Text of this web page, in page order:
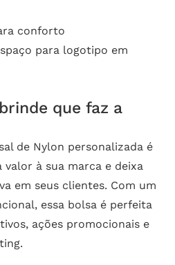
conforto
para logotipo em
que faz a
de Nylon personalizada é
valor à sua marca e deixa
em seus clientes. Com um
essa bolsa é perfeita
ações promocionais e